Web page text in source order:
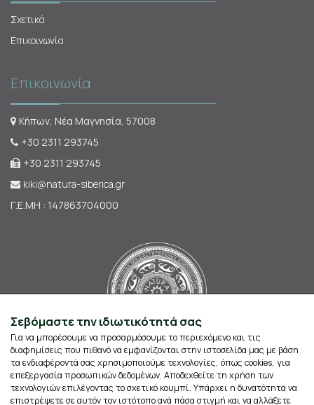
Σχετικά
Επικοινωνία
Επικοινωνία
Κήπων, Νέα Μαγνησία, 57008
+30 2311 293745
+30 2311 293745
kiki@natura-siberica.gr
Γ.Ε.ΜΗ : 147863704000
Σεβόμαστε την ιδιωτικότητά σας
Για να μπορέσουμε να προσαρμόσουμε το περιεχόμενο και τις
διαφημίσεις που πιθανό να εμφανίζονται στην ιστοσελίδα μας με βάση
τα ενδιαφέροντά σας χρησιμοποιούμε τεχνολογίες, όπως cookies, για
επεξεργασία προσωπικών δεδομένων. Αποδεχθείτε τη χρήση των
τεχνολογιών επιλέγοντας το σχετικό κουμπί. Υπάρχει η δυνατότητα να
επιστρέψετε σε αυτόν τον ιστότοπο ανά πάσα στιγμή και να αλλάξετε